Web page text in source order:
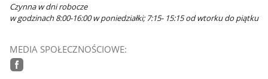
Czynna w dni robocze
w godzinach 8:00-16:00 w poniedziałki; 7:15- 15:15 od wtorku do piątku
MEDIA SPOŁECZNOŚCIOWE: